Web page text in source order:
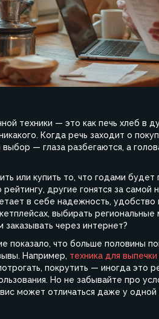
техники — это как печь хлеб в
Когда речь заходит о
выбор — глаза разбегаются, а
или купить то, что годами
другие гонятся за самой
в себе надежность, удобство
выбирать региональные
через интернет?
показало, что больше половины
Например, техника для выпечки
покрутить — иногда это
Но не забывайте про
может отличаться даже у одной